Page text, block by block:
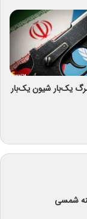
یک‌بار شیون یک‌بار
شمسی